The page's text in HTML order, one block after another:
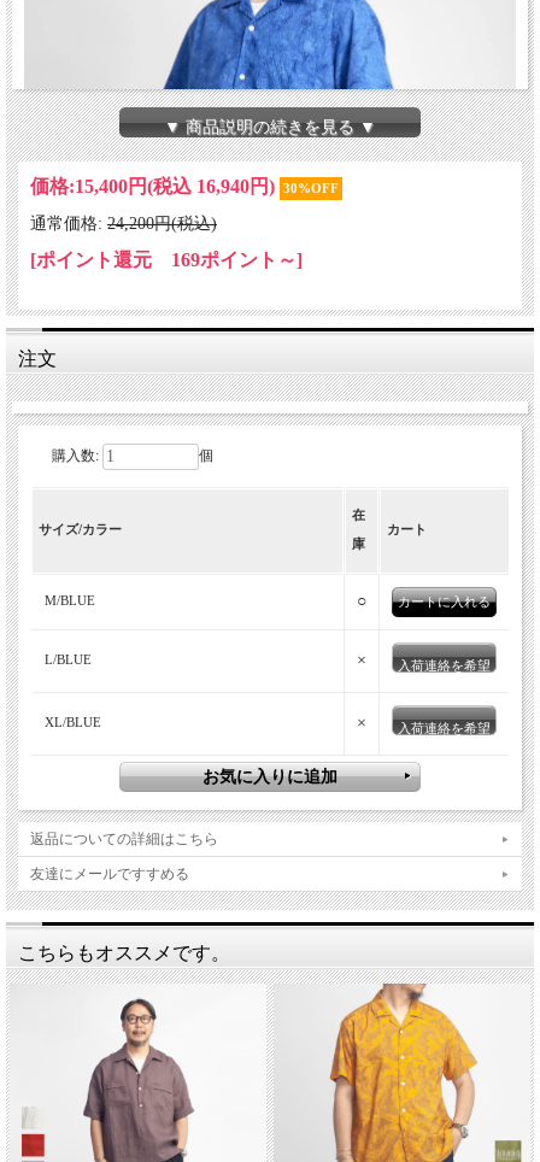
▼ 商品説明の続きを見る ▼
価格:15,400円(税込 16,940円) 30%OFF
通常価格: 24,200円(税込)
[ポイント還元 169ポイント～]
注文
購入数: 個
サイズ/カラー
在
庫
カート
M/BLUE ○
L/BLUE × 入荷連絡を希望
XL/BLUE × 入荷連絡を希望
返品についての詳細はこちら
友達にメールですすめる
こちらもオススメです。